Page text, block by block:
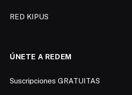
RED KIPUS
ÚNETE A REDEM
Suscripciones GRATUITAS